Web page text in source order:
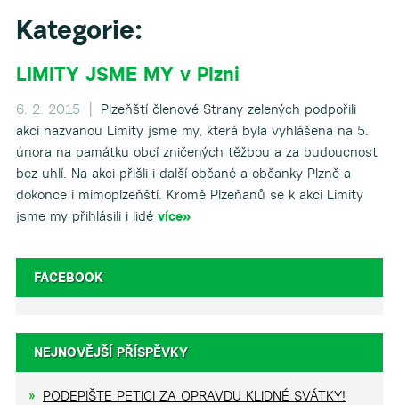
▼
Kategorie:
LIMITY JSME MY v Plzni
6. 2. 2015 |
Plzeňští členové Strany zelených podpořili
akci nazvanou Limity jsme my, která byla vyhlášena na 5.
února na památku obcí zničených těžbou a za budoucnost
bez uhlí. Na akci přišli i další občané a občanky Plzně a
dokonce i mimoplzeňští. Kromě Plzeňanů se k akci Limity
jsme my přihlásili i lidé více»
FACEBOOK
NEJNOVĚJŠÍ PŘÍSPĚVKY
PODEPIŠTE PETICI ZA OPRAVDU KLIDNÉ SVÁTKY!